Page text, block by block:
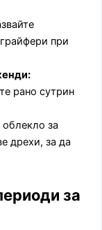
при
рано сутрин
за
дрехи, за да
за